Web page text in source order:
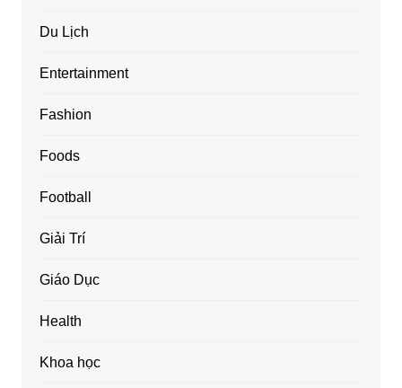
Du Lịch
Entertainment
Fashion
Foods
Football
Giải Trí
Giáo Dục
Health
Khoa học